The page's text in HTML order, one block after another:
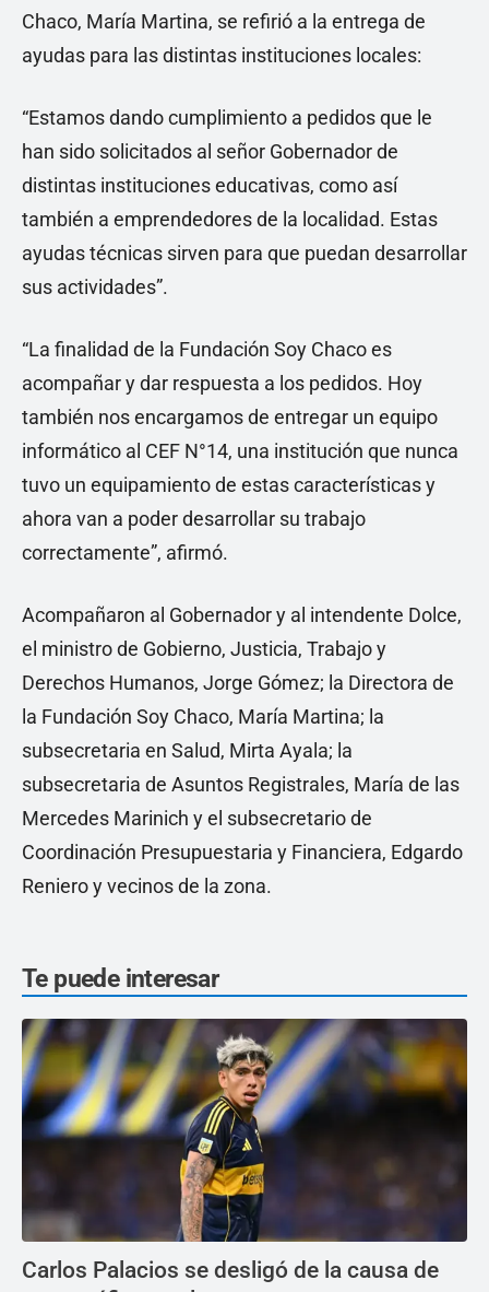
Chaco, María Martina, se refirió a la entrega de
ayudas para las distintas instituciones locales:
“Estamos dando cumplimiento a pedidos que le
han sido solicitados al señor Gobernador de
distintas instituciones educativas, como así
también a emprendedores de la localidad. Estas
ayudas técnicas sirven para que puedan desarrollar
sus actividades”.
“La finalidad de la Fundación Soy Chaco es
acompañar y dar respuesta a los pedidos. Hoy
también nos encargamos de entregar un equipo
informático al CEF N°14, una institución que nunca
tuvo un equipamiento de estas características y
ahora van a poder desarrollar su trabajo
correctamente”, afirmó.
Acompañaron al Gobernador y al intendente Dolce,
el ministro de Gobierno, Justicia, Trabajo y
Derechos Humanos, Jorge Gómez; la Directora de
la Fundación Soy Chaco, María Martina; la
subsecretaria en Salud, Mirta Ayala; la
subsecretaria de Asuntos Registrales, María de las
Mercedes Marinich y el subsecretario de
Coordinación Presupuestaria y Financiera, Edgardo
Reniero y vecinos de la zona.
Te puede interesar
Carlos Palacios se desligó de la causa de